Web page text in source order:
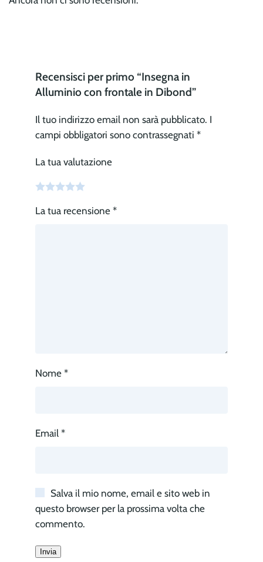
Recensisci per primo “Insegna in
Alluminio con frontale in Dibond”
Il tuo indirizzo email non sarà pubblicato. I
campi obbligatori sono contrassegnati *
La tua valutazione
La tua recensione *
Nome *
Email *
Salva il mio nome, email e sito web in
questo browser per la prossima volta che
commento.